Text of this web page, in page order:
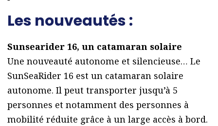
Les nouveautés :
Sunsearider 16, un catamaran solaire
Une nouveauté autonome et silencieuse… Le
SunSeaRider 16 est un catamaran solaire
autonome. Il peut transporter jusqu’à 5
personnes et notamment des personnes à
mobilité réduite grâce à un large accès à bord.